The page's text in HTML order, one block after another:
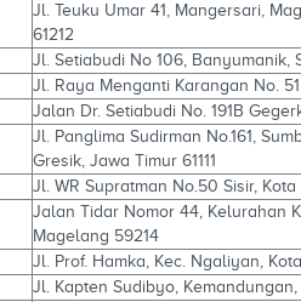
Jl. Teuku Umar 41, Mangersari,
61212
Jl. Setiabudi No 106, Banyumanik,
Jl. Raya Menganti Karangan No.
Jalan Dr. Setiabudi No. 191B
Jl. Panglima Sudirman No.161,
Gresik, Jawa Timur 61111
Jl. WR Supratman No.50 Sisir, Kota
Jalan Tidar Nomor 44, Kelurahan
Magelang 59214
Jl. Prof. Hamka, Kec. Ngaliyan,
Jl. Kapten Sudibyo,